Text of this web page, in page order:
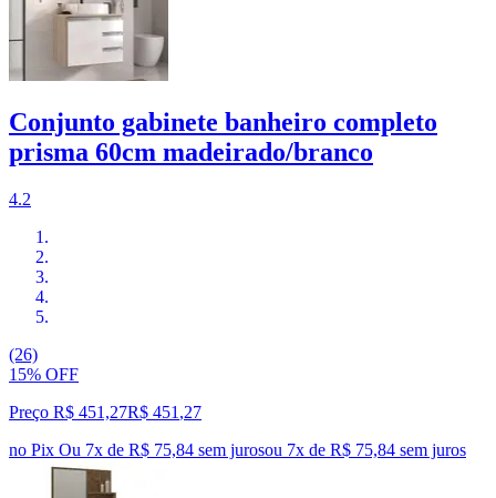
Conjunto gabinete banheiro completo
prisma 60cm madeirado/branco
4.2
(26)
15% OFF
Preço R$ 451,27R$ 451 ,27
no Pix Ou 7x de R$ 75,84 sem jurosou 7x de R$ 75,84 sem juros